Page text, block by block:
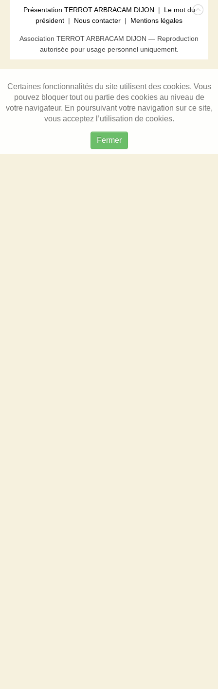
Présentation TERROT ARBRACAM DIJON | Le mot du
président | Nous contacter | Mentions légales
Association TERROT ARBRACAM DIJON — Reproduction
autorisée pour usage personnel uniquement.
Certaines fonctionnalités du site utilisent des cookies. Vous
pouvez bloquer tout ou partie des cookies au niveau de
votre navigateur. En poursuivant votre navigation sur ce site,
vous acceptez l’utilisation de cookies.
Fermer